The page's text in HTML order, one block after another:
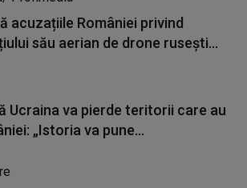
acuzațiile României privind
său aerian de drone rusești...
Ucraina va pierde teritorii care au
„Istoria va pune...